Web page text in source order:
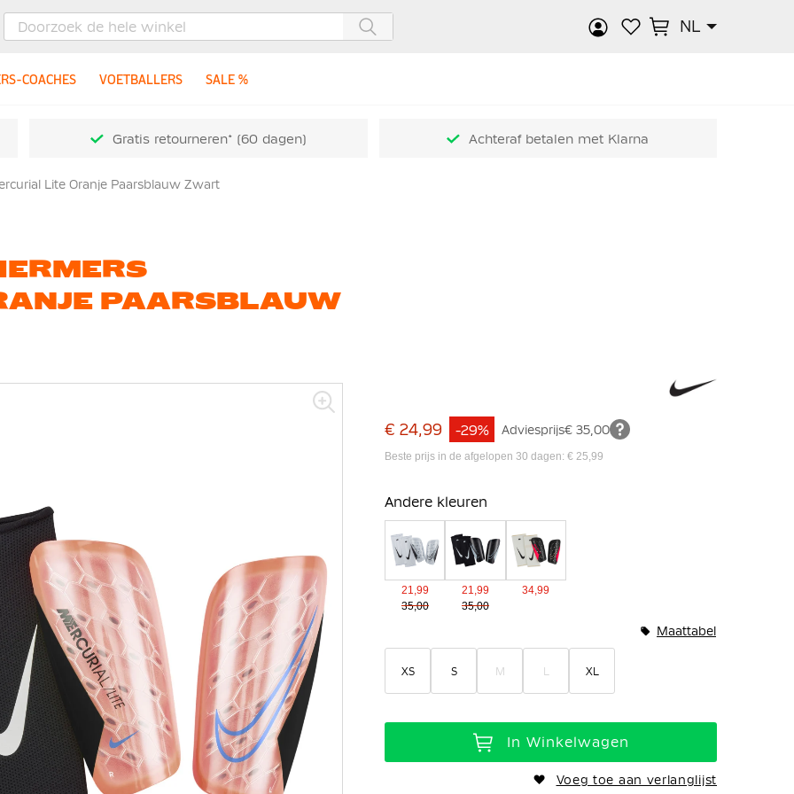
NL
COACHES VOETBALLERS SALE %
Gratis retourneren* (60 dagen) Achteraf betalen met Klarna
Lite Oranje Paarsblauw Zwart
PAARSBLAUW
€ 24,99 Adviesprijs€ 35,00
-29%
Beste prijs in de afgelopen 30 dagen: € 25,99
Andere kleuren
21,99
35,00
21,99
35,00
34,99
XS S M L XL
Maattabel
In Winkelwagen
Voeg toe aan verlanglijst